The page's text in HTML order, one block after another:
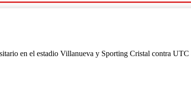
en el estadio Villanueva y Sporting Cristal contra UTC